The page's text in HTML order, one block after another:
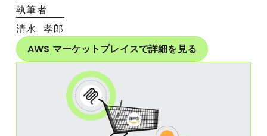
執筆者
清水 孝郎
AWS マーケットプレイスで詳細を見る